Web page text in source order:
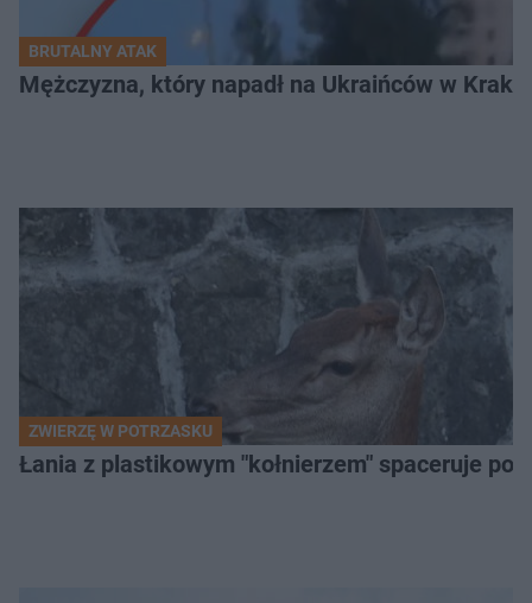
BRUTALNY ATAK
Mężczyzna, który napadł na Ukraińców w
ZWIERZĘ W POTRZASKU
Łania z plastikowym "kołnierzem" spaceruje po